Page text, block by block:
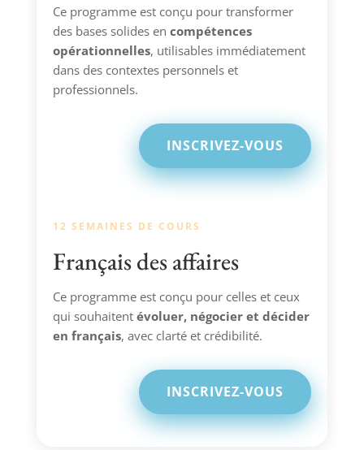
Ce programme est conçu pour transformer
des bases solides en compétences
opérationnelles, utilisables immédiatement
dans des contextes personnels et
professionnels.
INSCRIVEZ-VOUS
12 SEMAINES DE COURS
Français des affaires
Ce programme est conçu pour celles et ceux
qui souhaitent évoluer, négocier et décider
en français, avec clarté et crédibilité.
INSCRIVEZ-VOUS